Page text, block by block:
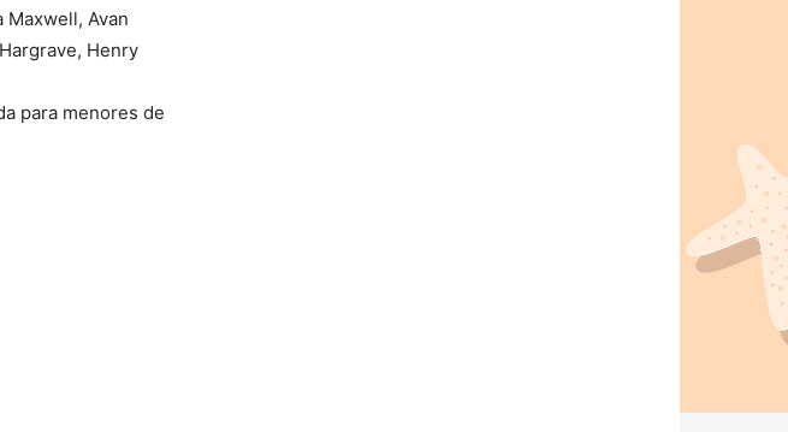
Maxwell, Avan
Henry
para menores de